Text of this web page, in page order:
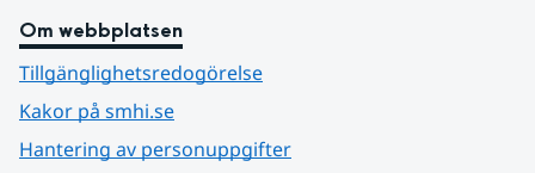
Om webbplatsen
Tillgänglighetsredogörelse
Kakor på smhi.se
Hantering av personuppgifter